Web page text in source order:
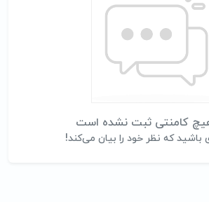
کامنتی ثبت نشده است
باشید که نظر خود را بیان می‌کند!